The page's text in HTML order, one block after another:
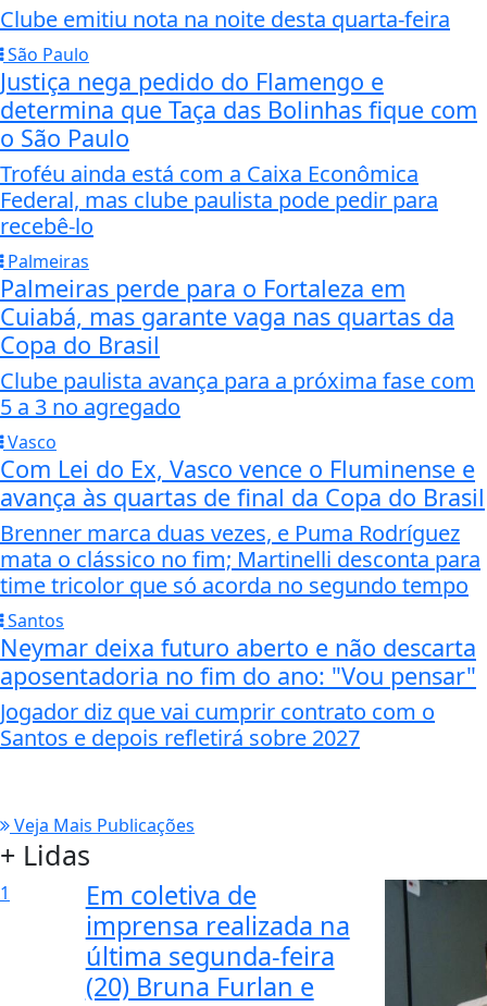
Clube emitiu nota na noite desta quarta-feira
São Paulo
Justiça nega pedido do Flamengo e
determina que Taça das Bolinhas fique com
o São Paulo
Troféu ainda está com a Caixa Econômica
Federal, mas clube paulista pode pedir para
recebê-lo
Palmeiras
Palmeiras perde para o Fortaleza em
Cuiabá, mas garante vaga nas quartas da
Copa do Brasil
Clube paulista avança para a próxima fase com
5 a 3 no agregado
Vasco
Com Lei do Ex, Vasco vence o Fluminense e
avança às quartas de final da Copa do Brasil
Brenner marca duas vezes, e Puma Rodríguez
mata o clássico no fim; Martinelli desconta para
time tricolor que só acorda no segundo tempo
Santos
Neymar deixa futuro aberto e não descarta
aposentadoria no fim do ano: "Vou pensar"
Jogador diz que vai cumprir contrato com o
Santos e depois refletirá sobre 2027
Veja Mais Publicações
+ Lidas
1
Em coletiva de
imprensa realizada na
última segunda-feira
(20) Bruna Furlan e